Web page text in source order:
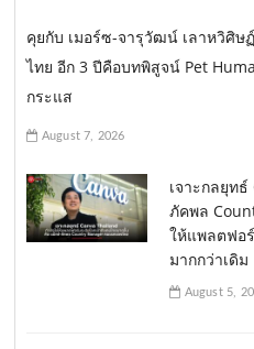
คุยกับ เมอร์ซ-จารุวัฒน์ เลาหวิศิษ
ไทย อีก 3 ปีคือบทพิสูจน์ Pet
กระแส
August 7, 2026
เจาะกลยุท
ภัคพล
ให้แพลตฟอ
มากกว่าเดิม
August 5,